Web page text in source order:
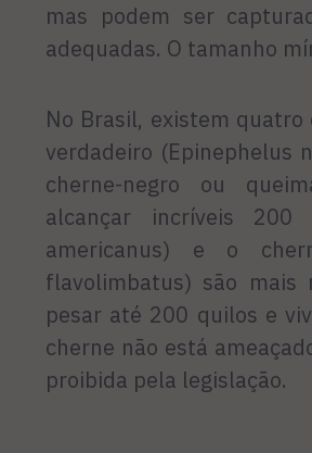
mas podem ser
adequadas. O tamanho
No Brasil, existem quatro
verdadeiro (Epinephelus
cherne-negro ou
alcançar incríveis 200
americanus) e o
flavolimbatus) são mais
pesar até 200 quilos e
cherne não está
proibida pela legislação.